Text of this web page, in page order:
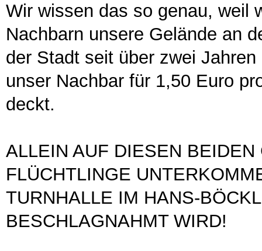
Wir wissen das so genau, weil
Nachbarn unsere Gelände an
der Stadt seit über zwei
unser Nachbar für 1,50 Euro
deckt.
ALLEIN AUF DIESEN
FLÜCHTLINGE
TURNHALLE IM HANS-
BESCHLAGNAHMT WIRD!